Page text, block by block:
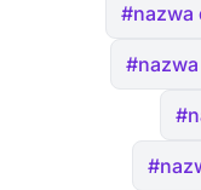
#nazwa